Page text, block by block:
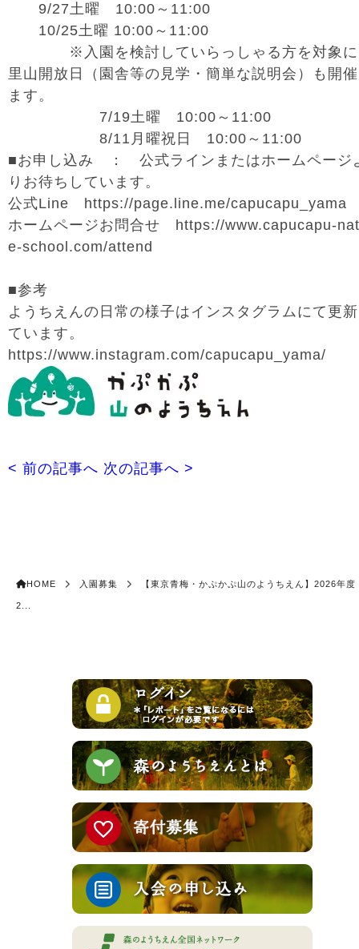
9/27土曜 10:00～11:00
10/25土曜 10:00～11:00
※入園を検討していらっしゃる方を対象に
里山開放日（園舎等の見学・簡単な説明会）も開
ます。
7/19土曜 10:00～11:00
8/11月曜祝日 10:00～11:00
■お申し込み ： 公式ラインまたはホームページ
りお待ちしています。
公式Line https://page.line.me/capucapu_yama
ホームページお問合せ https://www.capucapu-
e-school.com/attend
■参考
ようちえんの日常の様子はインスタグラムにて更
ています。
https://www.instagram.com/capucapu_yama/
< 前の記事へ 次の記事へ >
HOME 入園募集 【東京青梅・かぷかぷ山のようちえん】2026年度
2...